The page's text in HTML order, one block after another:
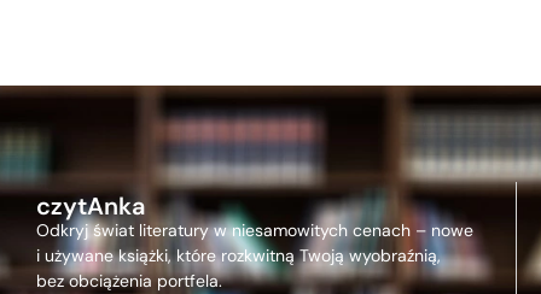
czytAnka
Odkryj świat literatury w niesamowitych cenach – nowe
i używane książki, które rozkwitną Twoją wyobraźnią,
bez obciążenia portfela.